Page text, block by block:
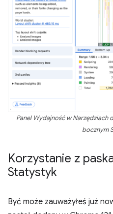
Panel Wydajność w Narzędziach
bocznym
Korzystanie z
Statystyk
Być może zauważyłeś już